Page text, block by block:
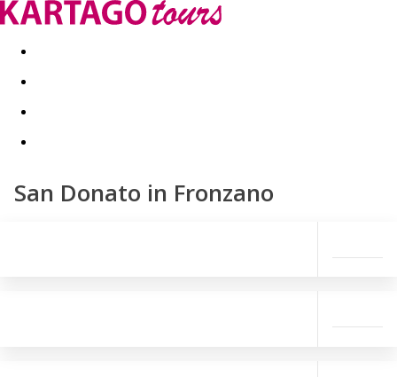
Last minute Dovolenkové kluby
San Donato in Fronzano